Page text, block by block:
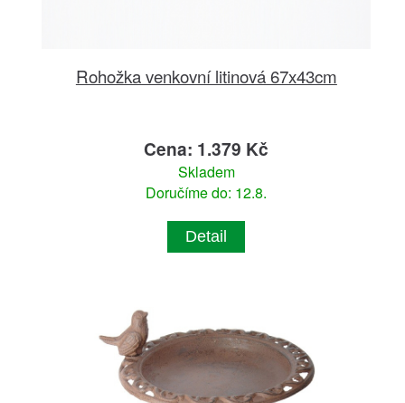
Rohožka venkovní litinová 67x43cm
Cena: 1.379 Kč
Skladem
Doručíme do: 12.8.
Detail